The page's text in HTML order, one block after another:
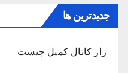
جدیدترین ها
راز کانال کمیل چیست